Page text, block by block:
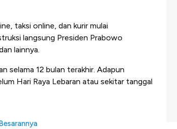
taksi online, dan kurir mulai
langsung Presiden Prabowo
lainnya.
selama 12 bulan terakhir. Adapun
Hari Raya Lebaran atau sekitar tanggal